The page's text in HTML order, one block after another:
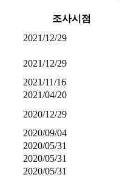
조사시점
2021/12/29
2021/12/29
2021/11/16
2021/04/20
2020/12/29
2020/09/04
2020/05/31
2020/05/31
2020/05/31